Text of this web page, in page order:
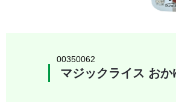
00350062
マジックライス お